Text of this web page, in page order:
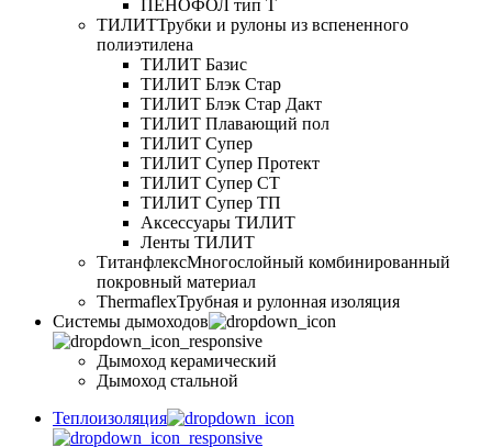
ПЕНОФОЛ тип T
ТИЛИТТрубки и рулоны из вспененного
полиэтилена
ТИЛИТ Базис
ТИЛИТ Блэк Стар
ТИЛИТ Блэк Стар Дакт
ТИЛИТ Плавающий пол
ТИЛИТ Супер
ТИЛИТ Супер Протект
ТИЛИТ Супер СТ
ТИЛИТ Супер ТП
Аксессуары ТИЛИТ
Ленты ТИЛИТ
ТитанфлексМногослойный комбинированный
покровный материал
ThermaflexТрубная и рулонная изоляция
Cистемы дымоходов
Дымоход керамический
Дымоход стальной
Теплоизоляция